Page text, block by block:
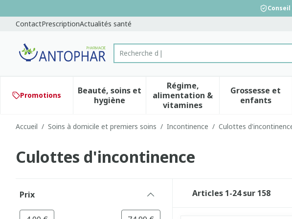
ContactPrescriptionActualités santé
Rechercher
Trouvez rapi
Promotions
Beauté, soins et
hygièneAfficher le sous-menu pour la catégorie
Régime,
alimentation &
vitamines
Afficher le sous-menu
Grossesse et
enfants
Afficher
Accueil / Soins à domicile et premiers soins / Incontinence / Culottes
Culottes d'incontinence
Prix
Articles 1-24sur 158